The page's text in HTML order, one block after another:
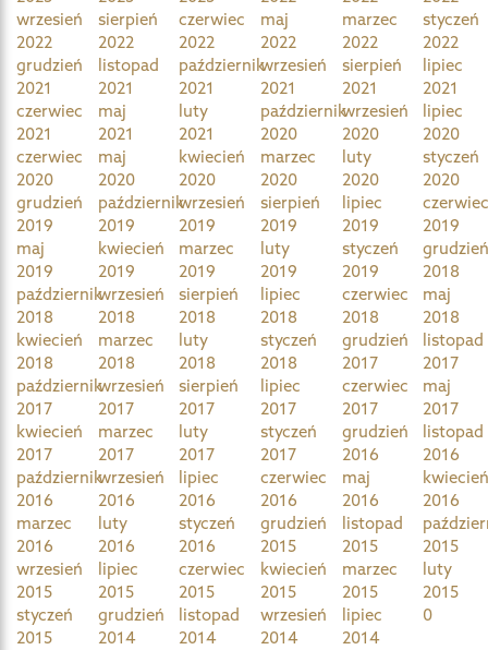
wrzesień
2022
sierpień
2022
czerwiec
2022
maj
2022
marzec
2022
styczeń
2022
grudzień
2021
listopad
2021
październik
2021
wrzesień
2021
sierpień
2021
lipiec
2021
czerwiec
2021
maj
2021
luty
2021
październik
2020
wrzesień
2020
lipiec
2020
czerwiec
2020
maj
2020
kwiecień
2020
marzec
2020
luty
2020
styczeń
2020
grudzień
2019
październik
2019
wrzesień
2019
sierpień
2019
lipiec
2019
2019
maj
2019
kwiecień
2019
marzec
2019
luty
2019
styczeń
2019
2018
październik
2018
wrzesień
2018
sierpień
2018
lipiec
2018
czerwiec
2018
maj
2018
kwiecień
2018
marzec
2018
luty
2018
styczeń
2018
grudzień
2017
listopad
2017
październik
2017
wrzesień
2017
sierpień
2017
lipiec
2017
czerwiec
2017
maj
2017
kwiecień
2017
marzec
2017
luty
2017
styczeń
2017
grudzień
2016
listopad
2016
październik
2016
wrzesień
2016
lipiec
2016
czerwiec
2016
maj
2016
2016
marzec
2016
luty
2016
styczeń
2016
grudzień
2015
listopad
2015
2015
wrzesień
2015
lipiec
2015
czerwiec
2015
kwiecień
2015
marzec
2015
luty
2015
styczeń
2015
grudzień
2014
listopad
2014
wrzesień
2014
lipiec
2014
0